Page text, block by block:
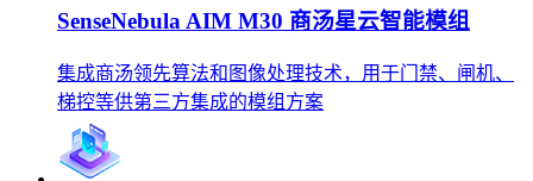
SenseNebula AIM M30 商汤星云智能模组
集成商汤领先算法和图像处理技术，用于门禁、闸机、
梯控等供第三方集成的模组方案